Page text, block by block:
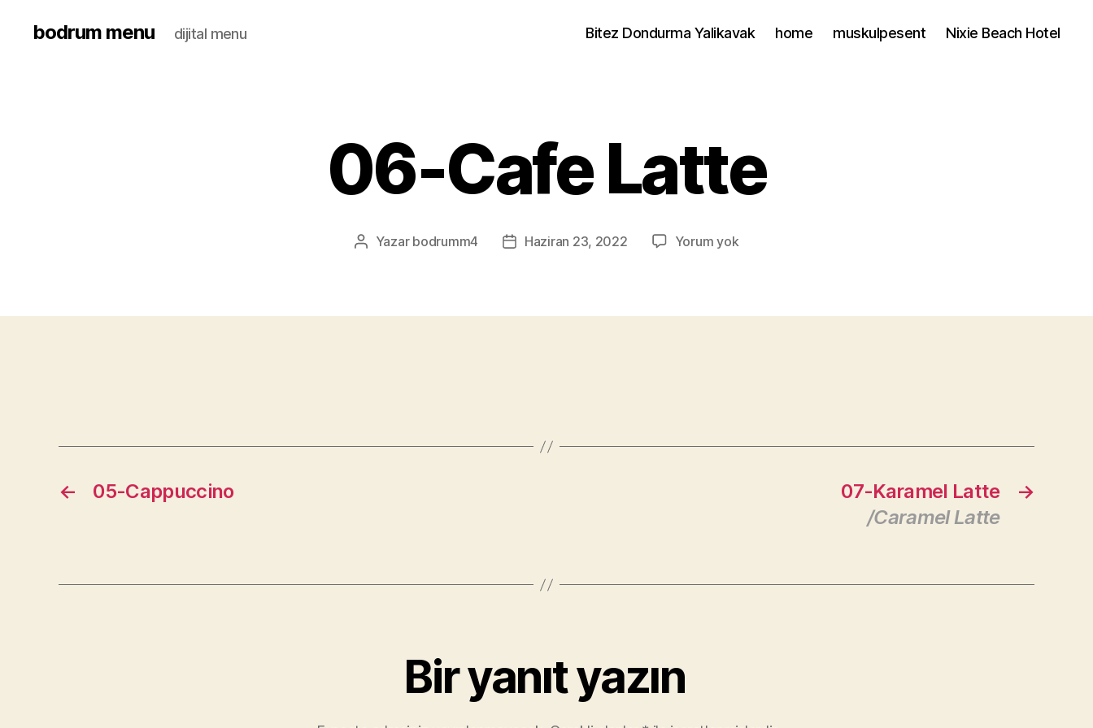
bodrum menu dijital menu Bitez Dondurma Yalikavak home muskulpesent Nixie Beach Hotel
06-Cafe Latte
Yazar bodrumm4 Haziran 23, 2022 Yorum yok
← 05-Cappuccino →
07-Karamel Latte
/Caramel Latte
Bir yanıt yazın